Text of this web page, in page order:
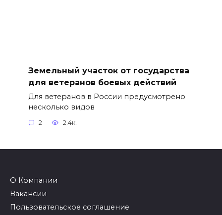
Земельный участок от государства
для ветеранов боевых действий
Для ветеранов в России предусмотрено
несколько видов
2 2.4к.
О Компании
Вакансии
Пользовательское соглашение